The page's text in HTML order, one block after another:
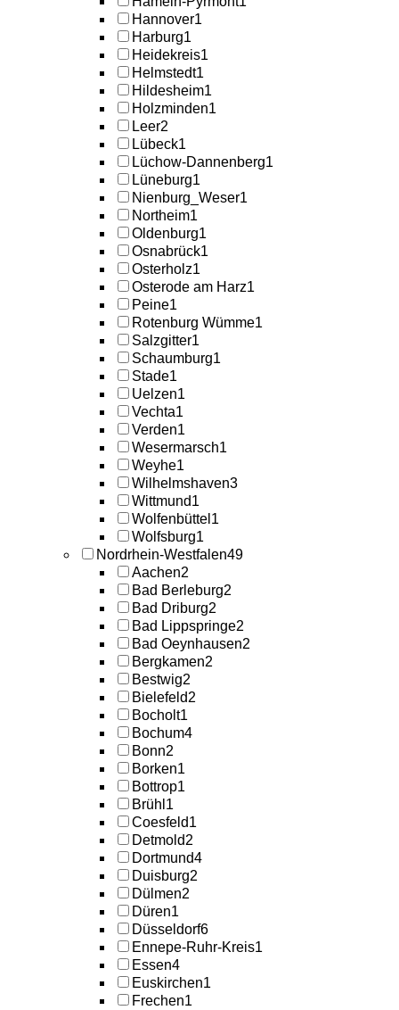
Hannover1
Harburg1
Heidekreis1
Helmstedt1
Hildesheim1
Holzminden1
Leer2
Lübeck1
Lüchow-Dannenberg1
Lüneburg1
Nienburg_Weser1
Northeim1
Oldenburg1
Osnabrück1
Osterholz1
Osterode am Harz1
Peine1
Rotenburg Wümme1
Salzgitter1
Schaumburg1
Stade1
Uelzen1
Vechta1
Verden1
Wesermarsch1
Weyhe1
Wilhelmshaven3
Wittmund1
Wolfenbüttel 1
Wolfsburg1
Nordrhein-Westfalen49
Aachen2
Bad Berleburg2
Bad Driburg2
Bad Lippspringe2
Bad Oeynhausen2
Bergkamen2
Bestwig2
Bielefeld2
Bocholt1
Bochum4
Bonn2
Borken1
Bottrop1
Brühl 1
Coesfeld1
Detmold2
Dortmund4
Duisburg2
Dülmen2
Düren1
Düsseldorf6
Ennepe-Ruhr-Kreis1
Essen4
Euskirchen1
Frechen1